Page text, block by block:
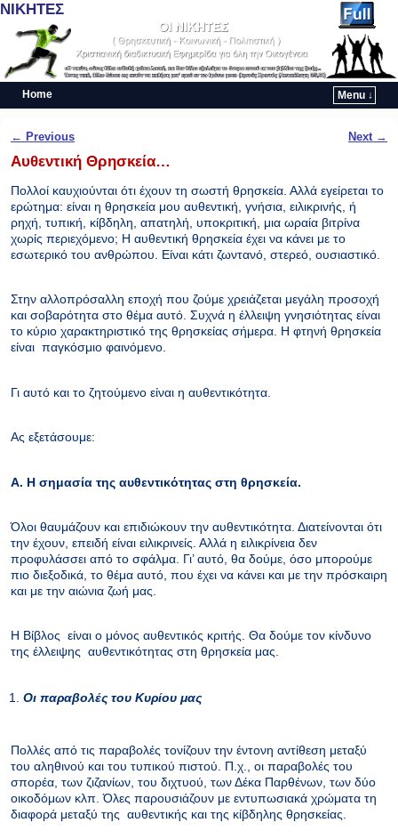
ΝΙΚΗΤΕΣ
Home
Menu ↓
Post navigation
← Previous Next →
Αυθεντική Θρησκεία…
Πολλοί καυχιούνται ότι έχουν τη σωστή θρησκεία. Αλλά εγείρεται το
ερώτημα: είναι η θρησκεία μου αυθεντική, γνήσια, ειλικρινής, ή
ρηχή, τυπική, κίβδηλη, απατηλή, υποκριτική, μια ωραία βιτρίνα
χωρίς περιεχόμενο; Η αυθεντική θρησκεία έχει να κάνει με το
εσωτερικό του ανθρώπου. Είναι κάτι ζωντανό, στερεό, ουσιαστικό.
Στην αλλοπρόσαλλη εποχή που ζούμε χρειάζεται μεγάλη προσοχή
και σοβαρότητα στο θέμα αυτό. Συχνά η έλλειψη γνησιότητας είναι
το κύριο χαρακτηριστικό της θρησκείας σήμερα. Η φτηνή θρησκεία
είναι παγκόσμιο φαινόμενο.
Γι αυτό και το ζητούμενο είναι η αυθεντικότητα.
Ας εξετάσουμε:
Α. Η σημασία της αυθεντικότητας στη θρησκεία.
Όλοι θαυμάζουν και επιδιώκουν την αυθεντικότητα. Διατείνονται ότι
την έχουν, επειδή είναι ειλικρινείς. Αλλά η ειλικρίνεια δεν
προφυλάσσει από το σφάλμα. Γι’ αυτό, θα δούμε, όσο μπορούμε
πιο διεξοδικά, το θέμα αυτό, που έχει να κάνει και με την πρόσκαιρη
και με την αιώνια ζωή μας.
Η Βίβλος είναι ο μόνος αυθεντικός κριτής. Θα δούμε τον κίνδυνο
της έλλειψης αυθεντικότητας στη θρησκεία μας.
Οι παραβολές του Κυρίου μας
Πολλές από τις παραβολές τονίζουν την έντονη αντίθεση μεταξύ
του αληθινού και του τυπικού πιστού. Π.χ., οι παραβολές του
σπορέα, των ζιζανίων, του διχτυού, των Δέκα Παρθένων, των δύο
οικοδόμων κλπ. Όλες παρουσιάζουν με εντυπωσιακά χρώματα τη
διαφορά μεταξύ της αυθεντικής και της κίβδηλης θρησκείας.